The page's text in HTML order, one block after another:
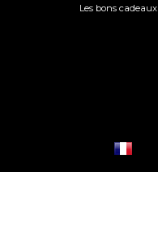
Les bons cadeaux